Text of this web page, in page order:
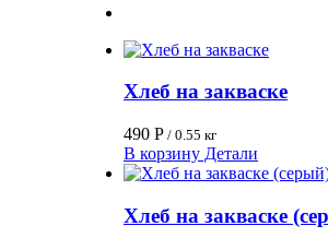
Хлеб на закваске
490 Р / 0.55 кг
В корзину Детали
Хлеб на закваске